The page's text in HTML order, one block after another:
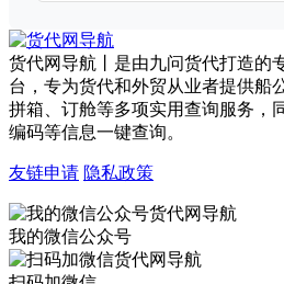
货代网导航丨是由九问货代打造的
台，专为货代和外贸从业者提供船
拼箱、订舱等多项实用查询服务，
编码等信息一键查询。
友链申请 隐私政策
我的微信公众号